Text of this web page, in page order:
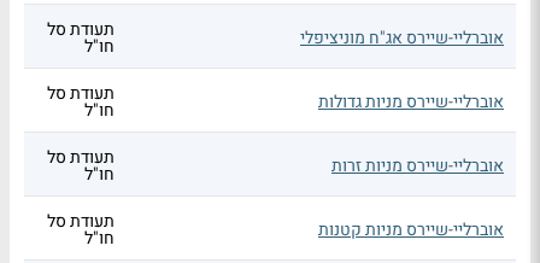
אוברליי-שיירס אג"ח מוניציפלי תעודת סל
חו"ל
אוברליי-שיירס מניות גדולות תעודת סל
חו"ל
אוברליי-שיירס מניות זרות תעודת סל
חו"ל
אוברליי-שיירס מניות קטנות תעודת סל
חו"ל